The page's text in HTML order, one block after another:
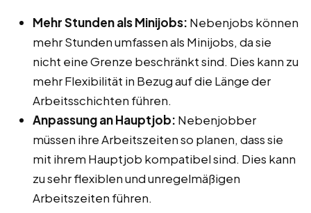
Mehr Stunden als Minijobs: Nebenjobs können
mehr Stunden umfassen als Minijobs, da sie
nicht eine Grenze beschränkt sind. Dies kann zu
mehr Flexibilität in Bezug auf die Länge der
Arbeitsschichten führen.
Anpassung an Hauptjob: Nebenjobber
müssen ihre Arbeitszeiten so planen, dass sie
mit ihrem Hauptjob kompatibel sind. Dies kann
zu sehr flexiblen und unregelmäßigen
Arbeitszeiten führen.